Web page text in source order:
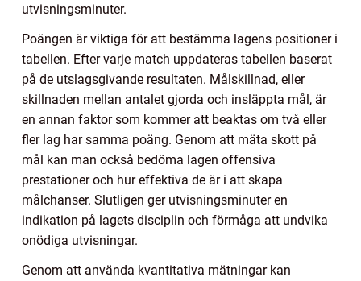
utvisningsminuter.
Poängen är viktiga för att bestämma lagens positioner i
tabellen. Efter varje match uppdateras tabellen baserat
på de utslagsgivande resultaten. Målskillnad, eller
skillnaden mellan antalet gjorda och insläppta mål, är
en annan faktor som kommer att beaktas om två eller
fler lag har samma poäng. Genom att mäta skott på
mål kan man också bedöma lagen offensiva
prestationer och hur effektiva de är i att skapa
målchanser. Slutligen ger utvisningsminuter en
indikation på lagets disciplin och förmåga att undvika
onödiga utvisningar.
Genom att använda kvantitativa mätningar kan